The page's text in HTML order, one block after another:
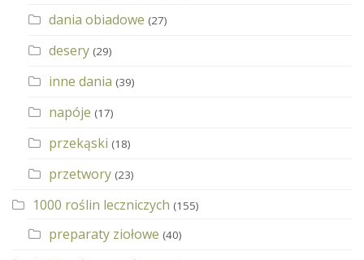
dania obiadowe (27)
desery (29)
inne dania (39)
napóje (17)
przekąski (18)
przetwory (23)
1000 roślin leczniczych (155)
preparaty ziołowe (40)